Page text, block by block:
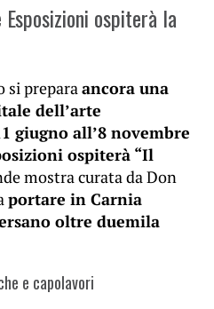
ospiterà la
si prepara ancora una
dell’arte
giugno all’8 novembre
ospiterà “Il
mostra curata da Don
portare in Carnia
oltre duemila
e capolavori